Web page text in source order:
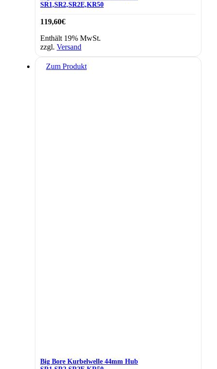
SR1,SR2,SR2E,KR50
119,60€
Enthält 19% MwSt.
zzgl. Versand
Zum Produkt
Big Bore Kurbelwelle 44mm Hub